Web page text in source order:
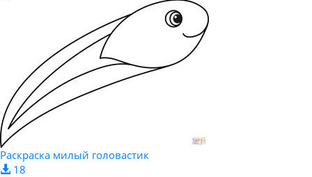
Раскраска милый головастик
18